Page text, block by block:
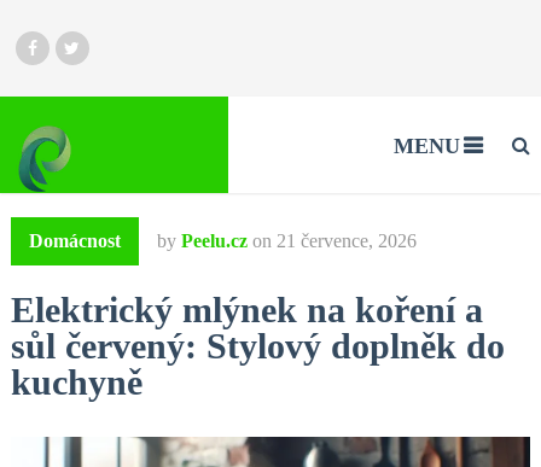
MENU
Domácnost by Peelu.cz on 21 července, 2026
Elektrický mlýnek na koření a
sůl červený: Stylový doplněk do
kuchyně